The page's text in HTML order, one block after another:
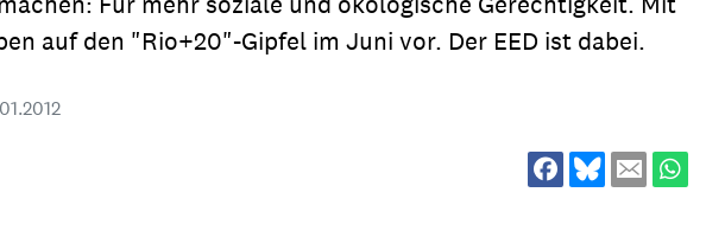
Klimawandel
Jugend & Konfirmation
Kontakte
auf den "Rio+20"-Gipfel im Juni vor. Der EED ist dabei.